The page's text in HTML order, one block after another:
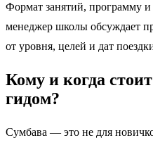
Формат занятий, программу
менеджер школы обсуждает
от уровня, целей и дат
Кому и когда
гидом?
Сумбава — это не для